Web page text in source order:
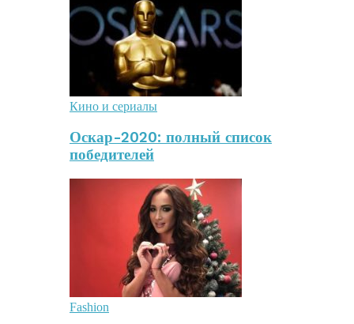
Кино и сериалы
Оскар-2020: полный список
победителей
Fashion